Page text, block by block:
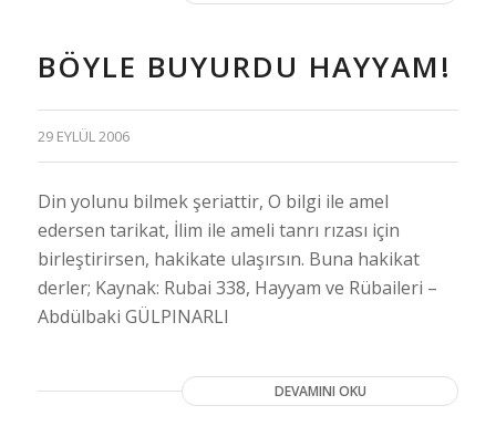
BÖYLE BUYURDU HAYYAM!
29 EYLÜL 2006
Din yolunu bilmek şeriattir, O bilgi ile amel
edersen tarikat, İlim ile ameli tanrı rızası için
birleştirirsen, hakikate ulaşırsın. Buna hakikat
derler; Kaynak: Rubai 338, Hayyam ve Rübaileri –
Abdülbaki GÜLPINARLI
DEVAMINI OKU